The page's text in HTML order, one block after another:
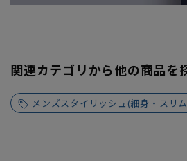
関連カテゴリから他の商品を
メンズスタイリッシュ(細身・スリ